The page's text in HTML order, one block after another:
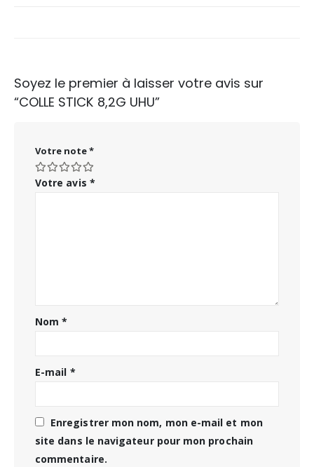
Soyez le premier à laisser votre avis sur
“COLLE STICK 8,2G UHU”
Votre note*
Votre avis *
Nom*
E-mail *
Enregistrer mon nom, mon e-mail et mon
site dans le navigateur pour mon prochain
commentaire.